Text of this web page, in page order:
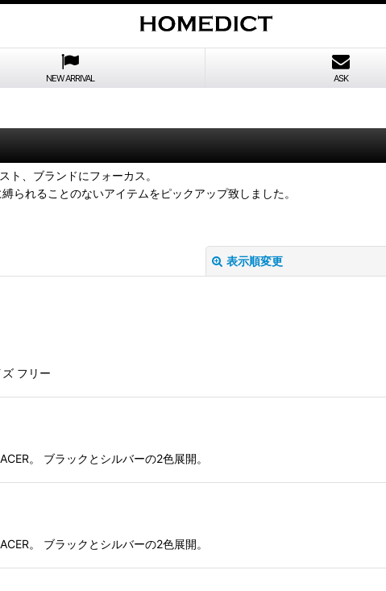
NEW ARRIVAL ASK
ト、ブランドにフォーカス。
られることのないアイテムをピックアップ致しました。
表示順変更
絞り込む
フリー
。 ブラックとシルバーの2色展開。
。 ブラックとシルバーの2色展開。